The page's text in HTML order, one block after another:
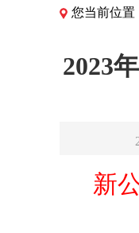
您当前位置
2023
新